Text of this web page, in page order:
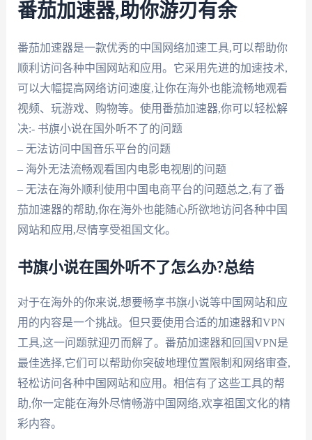
番茄加速器,助你游刃有余
番茄加速器是一款优秀的中国网络加速工具,可以帮助你
顺利访问各种中国网站和应用。它采用先进的加速技术,
可以大幅提高网络访问速度,让你在海外也能流畅地观看
视频、玩游戏、购物等。使用番茄加速器,你可以轻松解
决:- 书旗小说在国外听不了的问题
– 无法访问中国音乐平台的问题
– 海外无法流畅观看国内电影电视剧的问题
– 无法在海外顺利使用中国电商平台的问题总之,有了番
茄加速器的帮助,你在海外也能随心所欲地访问各种中国
网站和应用,尽情享受祖国文化。
书旗小说在国外听不了怎么办?总结
对于在海外的你来说,想要畅享书旗小说等中国网站和应
用的内容是一个挑战。但只要使用合适的加速器和VPN
工具,这一问题就迎刃而解了。番茄加速器和回国VPN是
最佳选择,它们可以帮助你突破地理位置限制和网络审查,
轻松访问各种中国网站和应用。相信有了这些工具的帮
助,你一定能在海外尽情畅游中国网络,欢享祖国文化的精
彩内容。